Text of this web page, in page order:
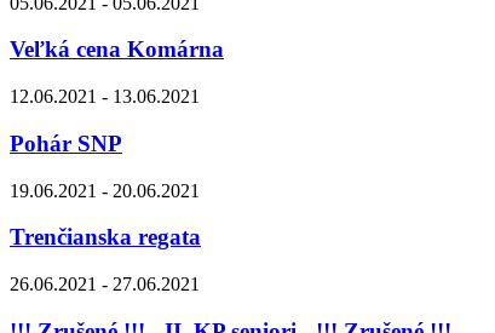
Veľká cena Komárna
12.06.2021 - 13.06.2021
Pohár SNP
19.06.2021 - 20.06.2021
Trenčianska regata
26.06.2021 - 27.06.2021